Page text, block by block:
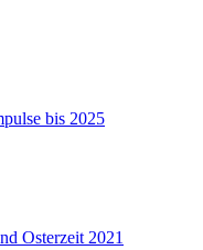
bis 2025
Osterzeit 2021